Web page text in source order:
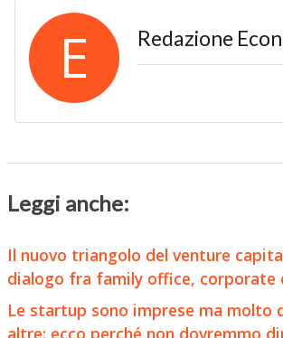
E Redazione
Leggi anche:
Il nuovo triangolo del venture
dialogo fra family office, corporate
Le startup sono imprese ma molto
altre: ecco perché non dovremmo